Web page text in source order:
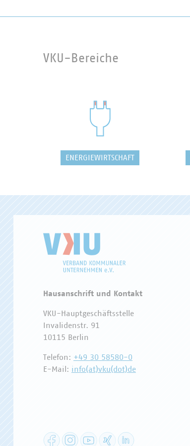
VKU-Bereiche
ENERGIEWIRTSCHAFT
Hausanschrift und Kontakt
VKU-Hauptgeschäftsstelle
Invalidenstr. 91
10115 Berlin
Telefon: +49 30 58580-0
E-Mail: info(at)vku(dot)de
FacebookInstagramYouTube XING